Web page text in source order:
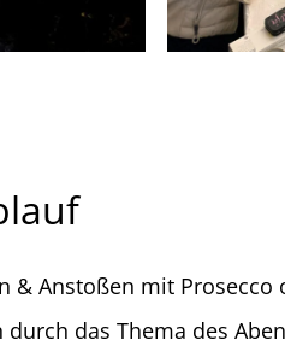
& Anstoßen mit Prosecco
das Thema des